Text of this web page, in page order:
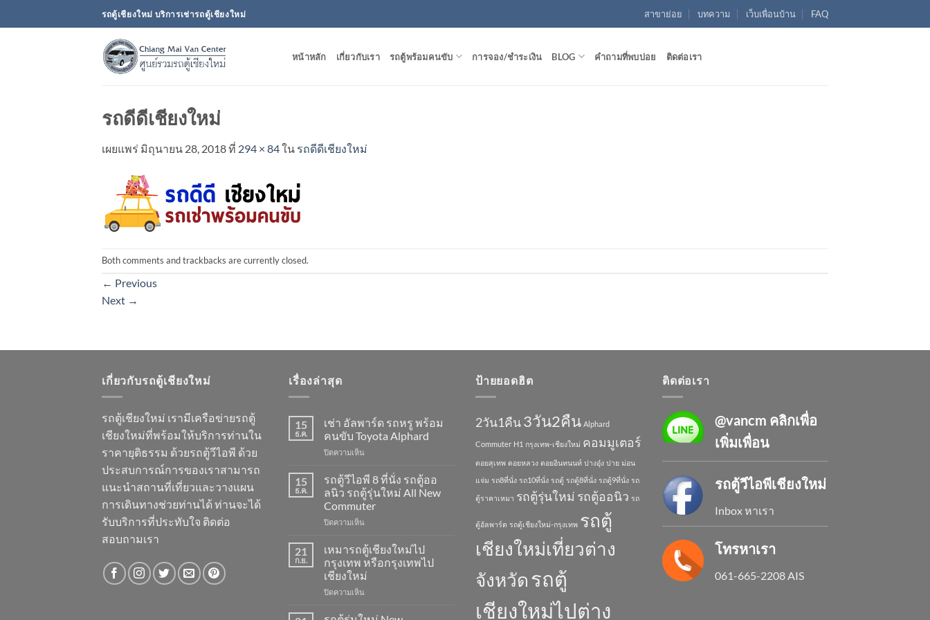
ไป
รถตู้เชียงใหม่ บริการเช่ารถตู้เชียงใหม่ สาขาย่อย บทความ เว็บเพื่อนบ้าน FAQ
หน้าหลัก เกี่ยวกับเรา รถตู้พร้อมคนขับ การจอง/ชำระเงิน BLOG คำถามที่พบบ่อย ติดต่อเรา
รถดีดีเชียงใหม่
เผยแพร่ มิถุนายน 28, 2018ที่ 294 × 84ใน รถดีดีเชียงใหม่
Both comments and trackbacks are currently closed.
← Previous
Next →
เกี่ยวกับรถตู้เชียงใหม่
รถตู้เชียงใหม่ เรามีเครือข่ายรถตู้
เชียงใหม่ที่พร้อมให้บริการท่านใน
ราคายุติธรรม ด้วยรถตู้วีไอพี ด้วย
ประสบการณ์การของเราสามารถ
แนะนำสถานที่เที่ยวและวางแผน
การเดินทางช่วยท่านได้ ท่านจะได้
รับบริการที่ประทับใจ ติดต่อ
สอบถามเรา
เรื่องล่าสุด
15
ธ.ค.
เช่า อัลพาร์ด รถหรู พร้อม
คนขับ Toyota Alphard
ปิดความเห็น
อัล
พาร์
ด
รถ
หรู
คน
ขับ
Toyota
Alphard
15
ธ.ค.
รถตู้วีไอพี 8 ที่นั่ง รถตู้ออ
ลนิว รถตู้รุ่นใหม่ All New
Commuter
ปิดความเห็น
ตู้
วี
ไอพี
8
ที่
รถ
21
ก.ย.
เหมารถตู้เชียงใหม่ไป
กรุงเทพ หรือกรุงเทพไป
เชียงใหม่
ปิดความเห็น
ป้ายยอดฮิต
2วัน1คืน3วัน2คืน Alphard
Commuter H1 กรุงเทพ-เชียงใหม่ คอมมูเตอร์
ดอยสุเทพ ดอยหลวง ดอยอินทนนท์ ปางอุ๋ง ปาย ม่อน
แจ่ม รถ8ที่นั่ง รถ10ที่นั่ง รถตู้ รถตู้8ที่นั่ง รถตู้9ที่นั่ง รถ
ตู้ราคาเหมา รถตู้รุ่นใหม่ รถตู้ออนิว รถ
ตู้อัลพาร์ด รถตู้เชียงใหม่-กรุงเทพ รถตู้
เชียงใหม่เที่ยวต่าง
จังหวัดรถตู้
เชียงใหม่ไปต่าง
ติดต่อเรา
@vancm คลิกเพื่อ
เพิ่มเพื่อน
รถตู้วีไอพีเชียงใหม่
Inbox หาเรา
โทรหาเรา
061-665-2208 AIS